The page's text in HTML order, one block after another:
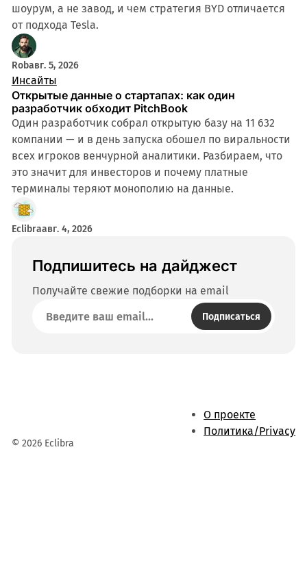
шоурум, а не завод, и чем стратегия BYD отличается
от подхода Tesla.
Robавг. 5, 2026
Инсайты
Открытые данные о стартапах: как один
разработчик обходит PitchBook
Один разработчик собрал открытую базу на 11 632
компании — и в день запуска обошел по виральности
всех игроков венчурной аналитики. Разбираем, что
это значит для инвесторов и почему платные
терминалы теряют монополию на данные.
Eclibraавг. 4, 2026
Подпишитесь на дайджест
Получайте свежие подборки на email
Подписаться
© 2026 Eclibra
О проекте
Политика/Privacy